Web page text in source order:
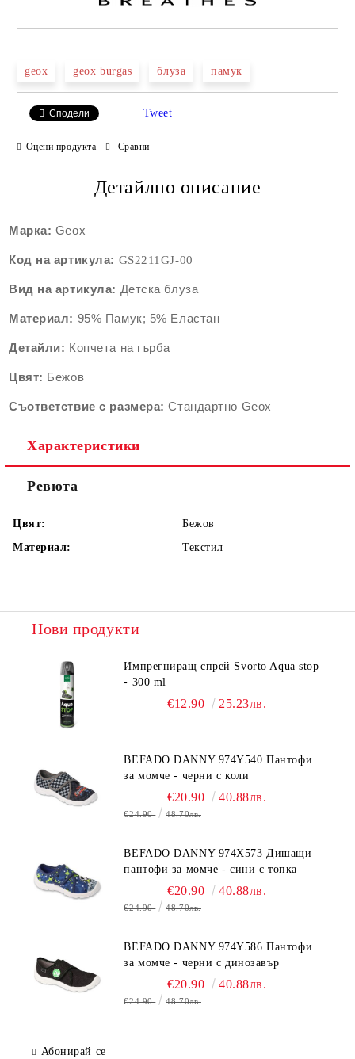
geox geox burgas блуза памук
Сподели Tweet
Оцени продукта Сравни
Детайлно описание
Марка: Geox
Код на артикула: GS2211GJ-00
Вид на артикула: Детскa блуза
Материал: 95% Памук; 5% Еластан
Детайли: Копчета на гърба
Цвят: Бежов
Съответствие с размера:Стандартно Geox
Характеристики
Ревюта
Цвят:
Бежов
Материал:
Текстил
Нови продукти
Импрегниращ спрей Svorto Aqua stop
- 300 ml
€12.90 25.23лв.
BEFADO DANNY 974Y540 Пантофи
за момче - черни с коли
€20.90 40.88лв.
€24.90 48.70лв.
BEFADO DANNY 974X573 Дишащи
пантофи за момче - сини с топка
€20.90 40.88лв.
€24.90 48.70лв.
BEFADO DANNY 974Y586 Пантофи
за момче - черни с динозавър
€20.90 40.88лв.
€24.90 48.70лв.
Абонирай се